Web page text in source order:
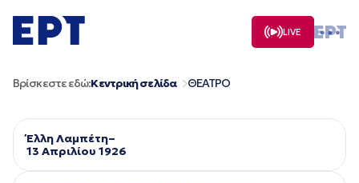
σε
περιεχόμενο
LIVE
Βρίσκεστε εδώ:Κεντρική σελίδα ΘΕΑΤΡΟ
Έλλη Λαμπέτη–
13 Απριλίου 1926